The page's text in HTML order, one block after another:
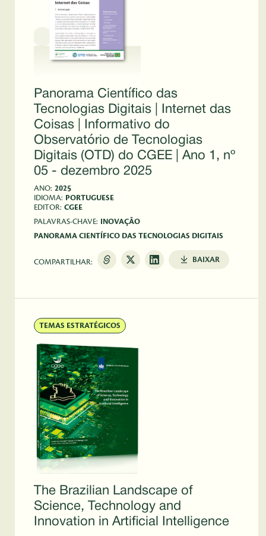
Panorama Científico das
Tecnologias Digitais | Internet das
Coisas | Informativo do
Observatório de Tecnologias
Digitais (OTD) do CGEE | Ano 1, nº
05 - dezembro 2025
ANO: 2025
IDIOMA: PORTUGUESE
EDITOR: CGEE
PALAVRAS-CHAVE:
INOVAÇÃO
PANORAMA CIENTÍFICO DAS TECNOLOGIAS DIGITAIS
COMPARTILHAR: BAIXAR
TEMAS ESTRATÉGICOS
The Brazilian Landscape of
Science, Technology and
Innovation in Artificial Intelligence